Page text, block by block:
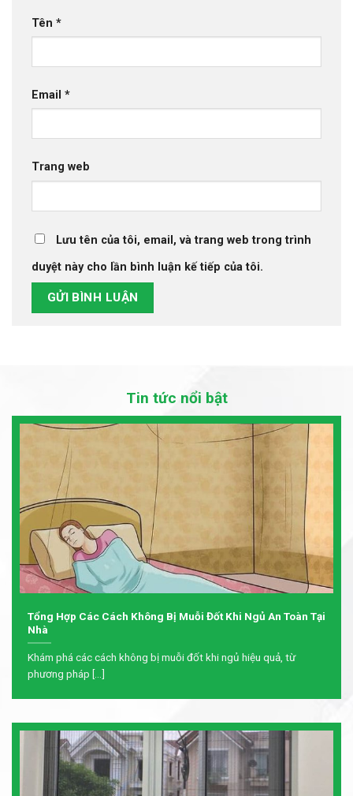
Tên *
Email *
Trang web
Lưu tên của tôi, email, và trang web trong trình
duyệt này cho lần bình luận kế tiếp của tôi.
Tin tức nổi bật
Tổng Hợp Các Cách Không Bị Muỗi Đốt Khi Ngủ An Toàn Tại
Nhà
Khám phá các cách không bị muỗi đốt khi ngủ hiệu quả, từ
phương pháp [...]